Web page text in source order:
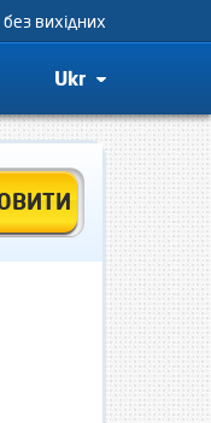
вихідних
Ukr